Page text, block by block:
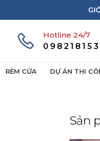
Hotline 24/7
RÈM CỬA DỰ ÁN THI
Sản